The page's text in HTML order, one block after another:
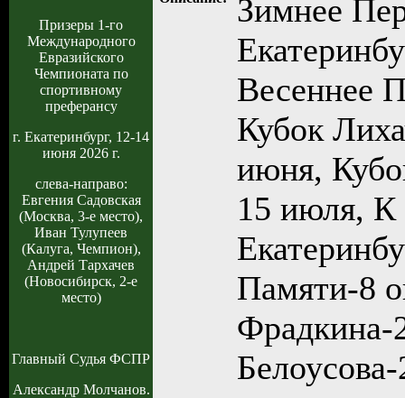
Призеры 1-го
Международного
Евразийского
Чемпионата по
спортивному
преферансу
г. Екатеринбург, 12-14
июня 2026 г.
слева-направо:
Евгения Садовская
(Москва, 3-е место),
Иван Тулупеев
(Калуга, Чемпион),
Андрей Тархачев
(Новосибирск, 2-е
место)
Главный Судья ФСПР
Александр Молчанов.
Зимнее
Весеннее
Кубок
июня,
15 июля, К
Памяти-8
Фрадкина-